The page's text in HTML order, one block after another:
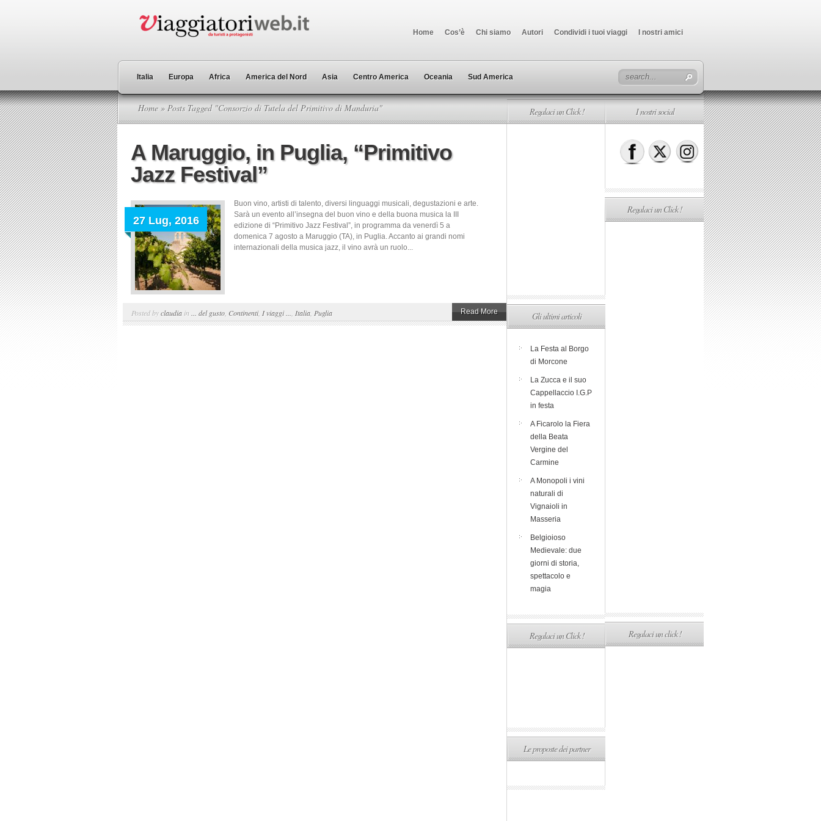
Home Cos’è Chi siamo Autori Condividi i tuoi viaggi I nostri amici
Italia Europa Africa America del Nord Asia Centro America Oceania Sud America
Home » Posts Tagged "Consorzio di Tutela del Primitivo di Manduria"
A Maruggio, in Puglia, “Primitivo
Jazz Festival”
27 Lug, 2016
Buon vino, artisti di talento, diversi linguaggi musicali, degustazioni e arte.
Sarà un evento all’insegna del buon vino e della buona musica la III
edizione di “Primitivo Jazz Festival”, in programma da venerdì 5 a
domenica 7 agosto a Maruggio (TA), in Puglia. Accanto ai grandi nomi
internazionali della musica jazz, il vino avrà un ruolo...
Posted byclaudia in ... del gusto Continenti, I viaggi ... Italia Puglia Read More
Regalaci un Click !
Gli ultimi articoli
La Festa al Borgo
di Morcone
La Zucca e il suo
Cappellaccio I.G.P
in festa
A Ficarolo la Fiera
della Beata
Vergine del
Carmine
A Monopoli i vini
naturali di
Vignaioli in
Masseria
Belgioioso
Medievale: due
giorni di storia,
spettacolo e
magia
Regalaci un Click !
Le proposte dei partner
I nostri social
Regalaci un Click !
Regalaci un click !